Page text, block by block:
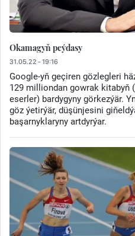
Okamagyň peýdasy
31.05.22 - 19:16
Google-yň geçiren gözlegleri
129 milliondan gowrak kitabyň
eserler) bardygyny görkezýär.
göz ýetirýär, düşünjesini
başarnyklaryny artdyrýar.